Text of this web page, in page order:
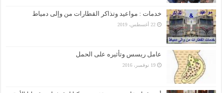
خدمات : مواعيد وتذاكر القطارات من وإلى دمياط
22 أغسطس، 2019
عامل ريسس وتأثيره على الحمل
19 نوفمبر، 2016